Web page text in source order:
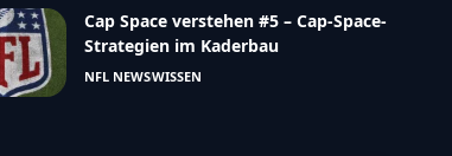
Cap Space verstehen #5 – Cap-Space-
Strategien im Kaderbau
NFL NEWSWISSEN